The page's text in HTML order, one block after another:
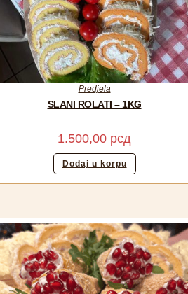
Predjela
SLANI ROLATI – 1KG
1.500,00 рсд
Dodaj u korpu